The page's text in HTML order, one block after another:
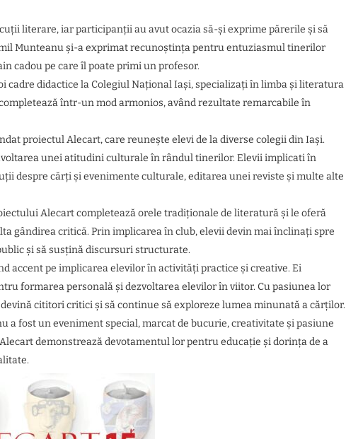
literare, iar participanții au avut ocazia să-și exprime părerile și să
Munteanu și-a exprimat recunoștința pentru entuziasmul tinerilor
cadou pe care îl poate primi un profesor.
cadre didactice la Colegiul Național Iași, specializați în limba și literatura
într-un mod armonios, având rezultate remarcabile în
proiectul Alecart, care reunește elevi de la diverse colegii din Iași.
unei atitudini culturale în rândul tinerilor. Elevii implicati în
despre cărți și evenimente culturale, editarea unei reviste și multe alte
Alecart completează orele tradiționale de literatură și le oferă
gândirea critică. Prin implicarea în club, elevii devin mai înclinați spre
și să susțină discursuri structurate.
accent pe implicarea elevilor în activități practice și creative. Ei
formarea personală și dezvoltarea elevilor în viitor. Cu pasiunea lor
cititori critici și să continue să exploreze lumea minunată a cărților.
fost un eveniment special, marcat de bucurie, creativitate și pasiune
demonstrează devotamentul lor pentru educație și dorința de a